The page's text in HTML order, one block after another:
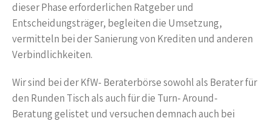
dieser Phase erforderlichen Ratgeber und
Entscheidungsträger, begleiten die Umsetzung,
vermitteln bei der Sanierung von Krediten und anderen
Verbindlichkeiten.
Wir sind bei der KfW- Beraterbörse sowohl als Berater für
den Runden Tisch als auch für die Turn- Around-
Beratung gelistet und versuchen demnach auch bei